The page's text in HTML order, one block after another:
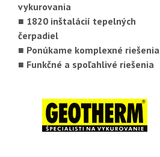
vykurovania
■ 1820 inštalácií tepelných
čerpadiel
■ Ponúkame komplexné riešenia
■ Funkčné a spoľahlivé riešenia